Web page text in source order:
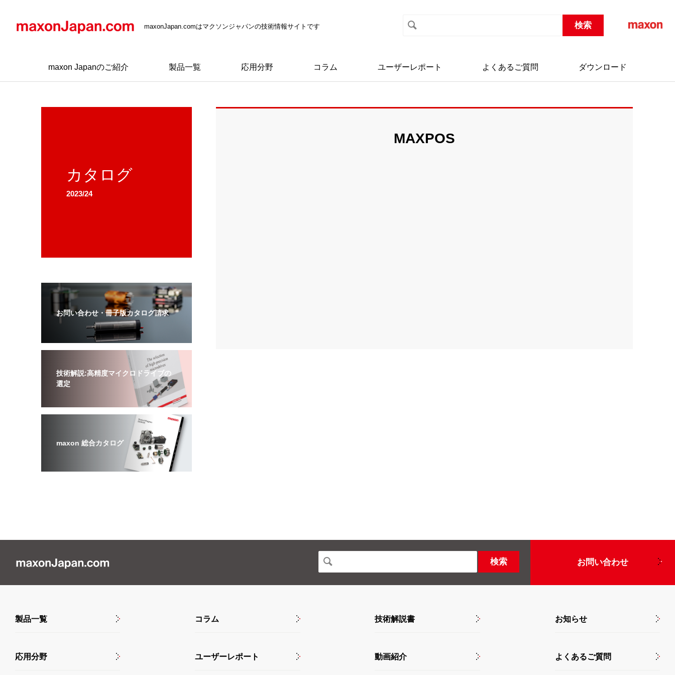
maxonJapan.comはマクソンジャパンの技術情報サイトです
maxon Japanのご紹介 製品一覧 応用分野 コラム ユーザーレポート よくあるご質問 ダウンロード
カタログ
2023/24
MAXPOS
お問い合わせ・冊子版カタログ請求
技術解説:高精度マイクロドライブの
選定
maxon 総合カタログ
お問い合わせ
製品一覧
応用分野
コラム
ユーザーレポート
技術解説書
動画紹介
お知らせ
よくあるご質問